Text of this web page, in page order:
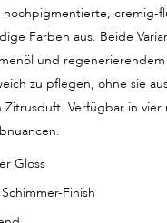
cremig-
Farben aus. Beide
und regenerierendem
zu pflegen, ohne sie
Verfügbar in vier
Gloss
Finish